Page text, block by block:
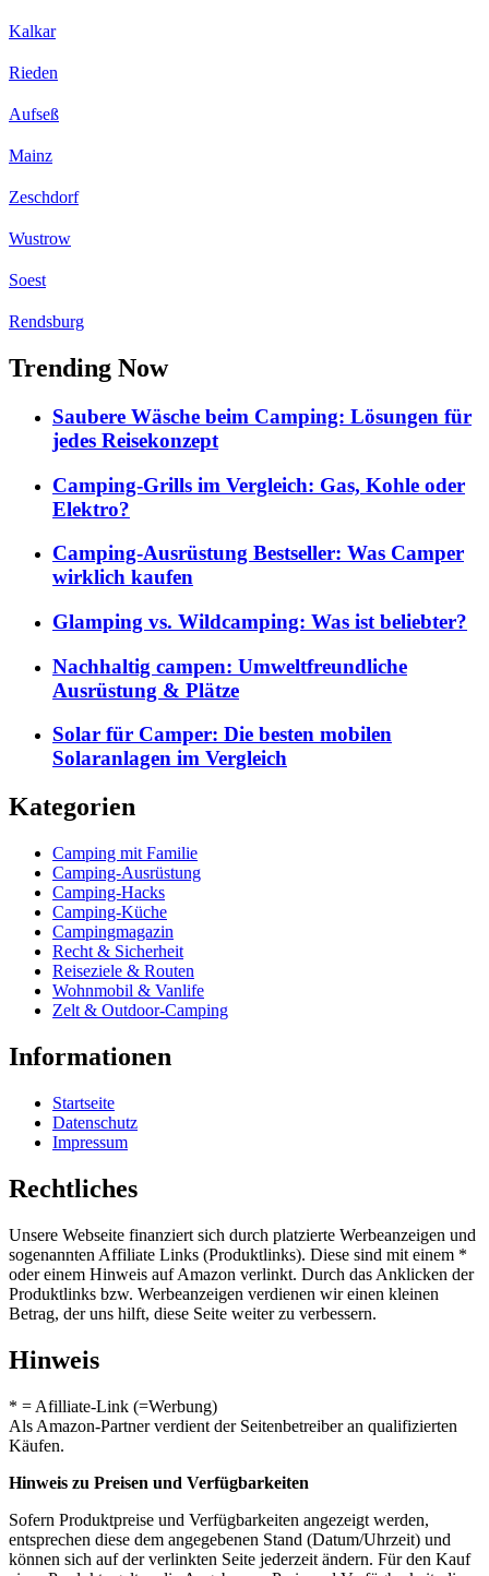
Kalkar
Rieden
Aufseß
Mainz
Zeschdorf
Wustrow
Soest
Rendsburg
Trending Now
Saubere Wäsche beim Camping: Lösungen für
jedes Reisekonzept
Camping-Grills im Vergleich: Gas, Kohle oder
Elektro?
Camping-Ausrüstung Bestseller: Was Camper
wirklich kaufen
Glamping vs. Wildcamping: Was ist beliebter?
Nachhaltig campen: Umweltfreundliche
Ausrüstung & Plätze
Solar für Camper: Die besten mobilen
Solaranlagen im Vergleich
Kategorien
Camping mit Familie
Camping-Ausrüstung
Camping-Hacks
Camping-Küche
Campingmagazin
Recht & Sicherheit
Reiseziele & Routen
Wohnmobil & Vanlife
Zelt & Outdoor-Camping
Informationen
Startseite
Datenschutz
Impressum
Rechtliches
Unsere Webseite finanziert sich durch platzierte Werbeanzeigen und
sogenannten Affiliate Links (Produktlinks). Diese sind mit einem *
oder einem Hinweis auf Amazon verlinkt. Durch das Anklicken der
Produktlinks bzw. Werbeanzeigen verdienen wir einen kleinen
Betrag, der uns hilft, diese Seite weiter zu verbessern.
Hinweis
* = Afilliate-Link (=Werbung)
Als Amazon-Partner verdient der Seitenbetreiber an qualifizierten
Käufen.
Hinweis zu Preisen und Verfügbarkeiten
Sofern Produktpreise und Verfügbarkeiten angezeigt werden,
entsprechen diese dem angegebenen Stand (Datum/Uhrzeit) und
können sich auf der verlinkten Seite jederzeit ändern. Für den Kauf